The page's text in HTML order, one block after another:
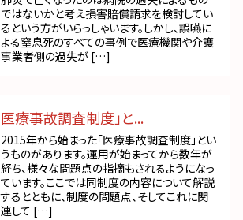
ではないかと考え損害賠償請求を検討してい
るという方がいらっしゃいます。しかし、誤嚥に
よる窒息死のすべての事例で医療機関や介護
事業者側の過失が […]
医療事故調査制度」と...
2015年から始まった「医療事故調査制度」とい
うものがあります。運用が始まってから数年が
経ち、様々な問題点の指摘もされるようになっ
ています。ここでは同制度の内容について解説
するとともに、制度の問題点、そしてこれに関
連して […]